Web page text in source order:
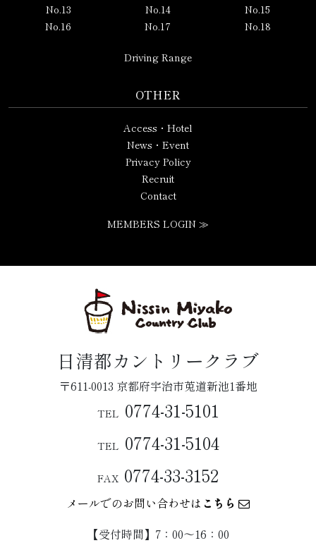
No.13
No.14
No.15
No.16
No.17 No.18
Driving Range
OTHER
Access・Hotel
News・Event
Privacy Policy
Recruit
Contact
MEMBERS LOGIN ≫
日清都カントリークラブ
〒611-0013 京都府宇治市莵道新池1番地
TEL 0774-31-5101
TEL 0774-31-5104
FAX 0774-33-3152
メールでのお問い合わせは こちら
【受付時間】7：00〜16：00